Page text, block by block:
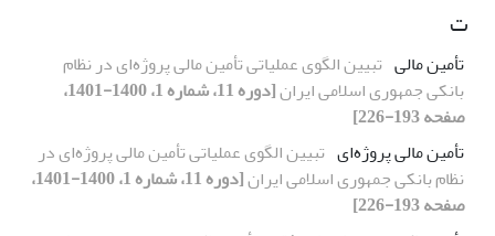
ت
تأمین مالی تبیین الگوی عملیاتی تأمین مالی پروژه‌ای در نظام
بانکی جمهوری اسلامی ایران
[دوره 11، شماره 1، 1400-1401،
صفحه 193-226]
تأمین مالی پروژه‌ای تبیین الگوی عملیاتی تأمین مالی پروژه‌ای در
نظام بانکی جمهوری اسلامی ایران
[دوره 11، شماره 1، 1400-1401،
صفحه 193-226]